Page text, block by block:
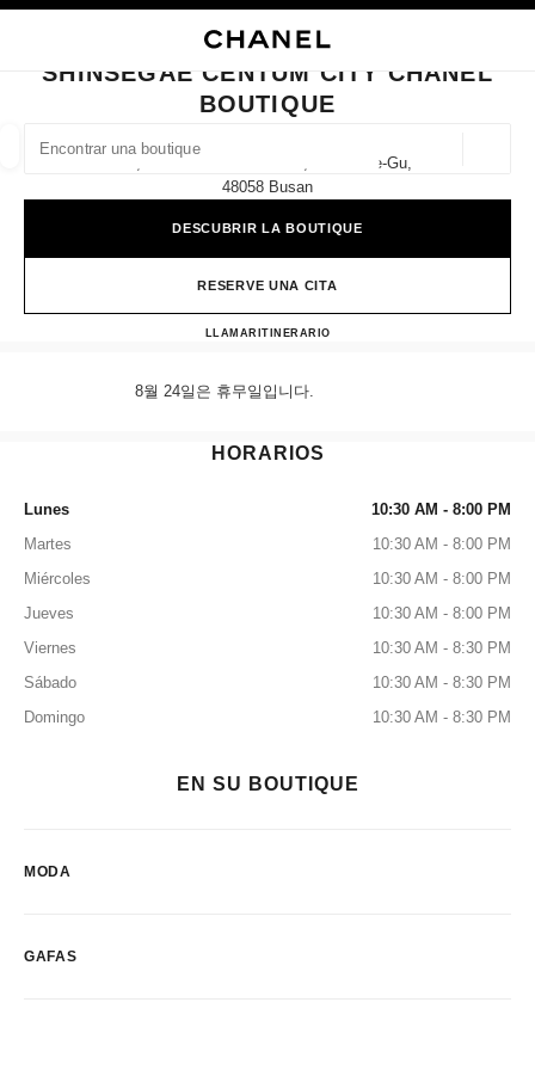
BUSCAR UNA BOUTIQUE
las sugerencias se muestran debajo de esta barra de búsqueda
0 Sugerencias disponibles
CERRAR TARJETA DE BOUTIQUE SHINSEGAE CENTUM CITY CHANEL
SHINSEGAE CENTUM CITY CHANEL
BOUTIQUE
1f, 35 Centum Nam-Daero, Haeundae-Gu,
48058 Busan
DESCUBRIR LA BOUTIQUE
RESERVE UNA CITA
LLAMAR+82 80 805 9628
ITINERARIOShinsegae Centum City
8월 24일은 휴무일입니다.
HORARIOS
Lunes
10:30 AM - 8:00 PM
Martes
10:30 AM - 8:00 PM
Miércoles
10:30 AM - 8:00 PM
Jueves
10:30 AM - 8:00 PM
Viernes
10:30 AM - 8:30 PM
Sábado
10:30 AM - 8:30 PM
Domingo
10:30 AM - 8:30 PM
EN SU BOUTIQUE
MODA
GAFAS
filtros
resultado de los filtros por: